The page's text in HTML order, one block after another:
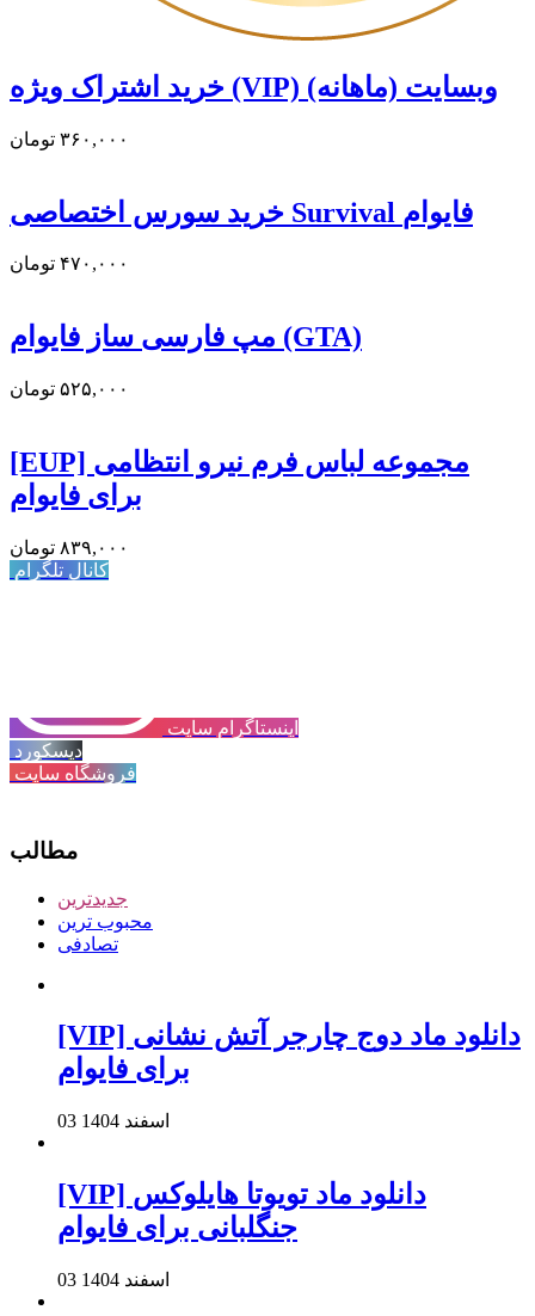
خرید اشتراک ویژه (VIP) وبسایت (ماهانه)
۳۶۰,۰۰۰ تومان
خرید سورس اختصاصی Survival فایوام
۴۷۰,۰۰۰ تومان
مپ فارسی ساز فایوام (GTA)
۵۲۵,۰۰۰ تومان
[EUP] مجموعه لباس فرم نیرو انتظامی
برای فایوام
۸۳۹,۰۰۰ تومان
کانال تلگرام
اینستاگرام سایت
دیسکورد
فروشگاه سایت
مطالب
جدیدترین
محبوب ترین
تصادفی
[VIP] دانلود ماد دوج چارجر آتش نشانی
برای فایوام
03 اسفند 1404
[VIP] دانلود ماد تویوتا هایلوکس
جنگلبانی برای فایوام
03 اسفند 1404